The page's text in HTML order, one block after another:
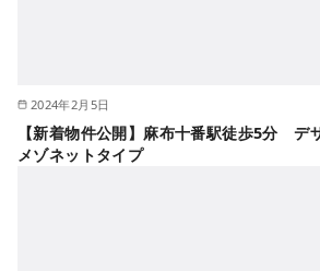
2024年2月5日
【新着物件公開】麻布十番駅徒歩5分 デ
メゾネットタイプ